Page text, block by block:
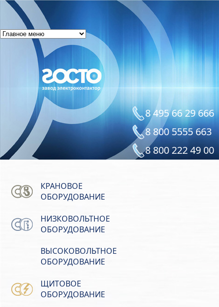
8 495 66 29 666
8 800 5555 663
8 800 222 49 00
КРАНОВОЕ
ОБОРУДОВАНИЕ
НИЗКОВОЛЬТНОЕ
ОБОРУДОВАНИЕ
ВЫСОКОВОЛЬТНОЕ
ОБОРУДОВАНИЕ
ЩИТОВОЕ
ОБОРУДОВАНИЕ